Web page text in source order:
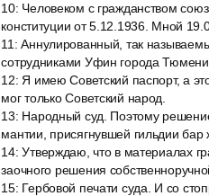
10: Человеком с гражданством
конституции от 5.12.1936. Мной
11 :Аннулированный, так
сотрудниками Уфин города
12: Я имею Советский паспорт, а
мог только Советский народ.
13: Народный суд. Поэтому
мантии, присягнувшей гильдии
14:Утверждаю, что в материалах
заочного решения
15: Гербовой печати суда. И со